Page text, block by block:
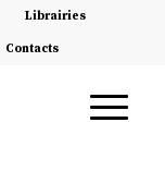
Librairies
Contacts